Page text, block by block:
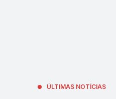
ÚLTIMAS NOTÍCIAS